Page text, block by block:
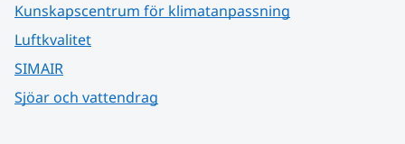
Kunskapscentrum för klimatanpassning
Luftkvalitet
SIMAIR
Sjöar och vattendrag